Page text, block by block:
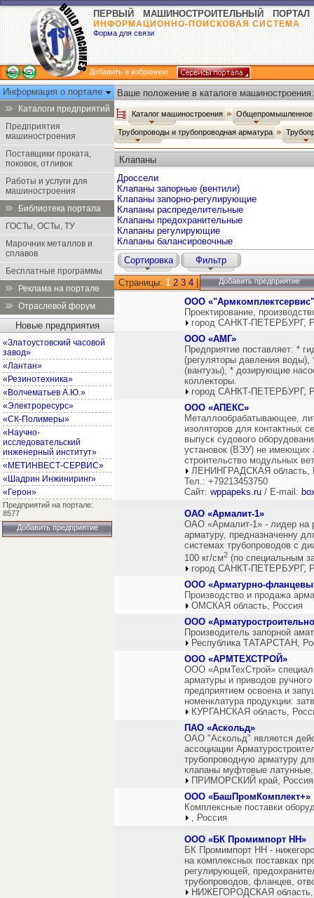
ПЕРВЫЙ МАШИНОСТРОИТЕЛЬНЫЙ ПОРТАЛ
ИНФОРМАЦИОННО-ПОИСКОВАЯ СИСТЕМА
Форма для связи
Добавить в избранное
Информация о портале
Каталоги предприятий
Предприятия
машиностроения
Поставщики проката,
поковок, отливок
Работы и услуги для
машиностроения
Библиотека портала
ГОСТы, ОСТы, ТУ
Марочник металлов и
сплавов
Бесплатные программы
Реклама на портале
Отраслевой форум
Новые предприятия
«Златоустовский часовой
завод»
«Лантан»
«Резинотехника»
«Волчематьев А.Ю.»
«Электроресурс»
«СК-Полимеры»
«Научно-
исследовательский
инженерный институт»
«МЕТИНВЕСТ-СЕРВИС»
«Шадрин Инжиниринг»
«Герон»
Предприятий на портале:
8577
Добавить предприятие
Ваше положение в каталоге машиностроения:
Каталог машиностроения Общепромышленное
Трубопроводы и трубопроводная арматура
Клапаны
Дроссели
Клапаны запорные (вентили)
Клапаны запорно-регулирующие
Клапаны распределительные
Клапаны предохранительные
Клапаны регулирующие
Клапаны балансировочные
Сортировка
Фильтр
Страницы: 1 2 3 4 Добавить предприятие
ООО
Проектирование,
город САНКТ-ПЕТЕРБУРГ,
ООО «АМГ»
Предприятие поставляет: *
(регуляторы давления
(вантузы), * дозирующие
коллекторы.
город САНКТ-ПЕТЕРБУРГ,
ООО «АПЕКС»
Металлообрабатывающее,
изоляторов для контактных
выпуск судового
установок (ВЭУ) не имеющих
строительство модульных
ЛЕНИНГРАДСКАЯ область,
Тел.: +79213453750
Сайт: wppapeks.ru / E-mail:
ОАО «Армалит-1»
ОАО «Армалит-1» - лидер на
арматуру, предназначенну
системах трубопроводов с
100 кг/см2 (по специальным
город САНКТ-ПЕТЕРБУРГ,
ООО «Арматурно-
Производство и продажа
ОМСКАЯ область, Россия
ООО
Производитель запорной
Республика ТАТАРСТАН,
ООО «АРМТЕХСТРОЙ»
ООО «АрмТехСтрой»
арматуры и приводов
предприятием освоена и
номенклатура продукции:
КУРГАНСКАЯ область,
ПАО «Аскольд»
ОАО "Аскольд" является
ассоциации
трубопроводную арматуру
клапаны муфтовые
ПРИМОРСКИЙ край, Россия
ООО «БашПромКомплект+»
Комплексные поставки
, Россия
ООО «БК Промимпорт НН»
БК Промимпорт НН -
на комплексных поставках
регулирующей,
трубопроводов, фланцев,
НИЖЕГОРОДСКАЯ область,